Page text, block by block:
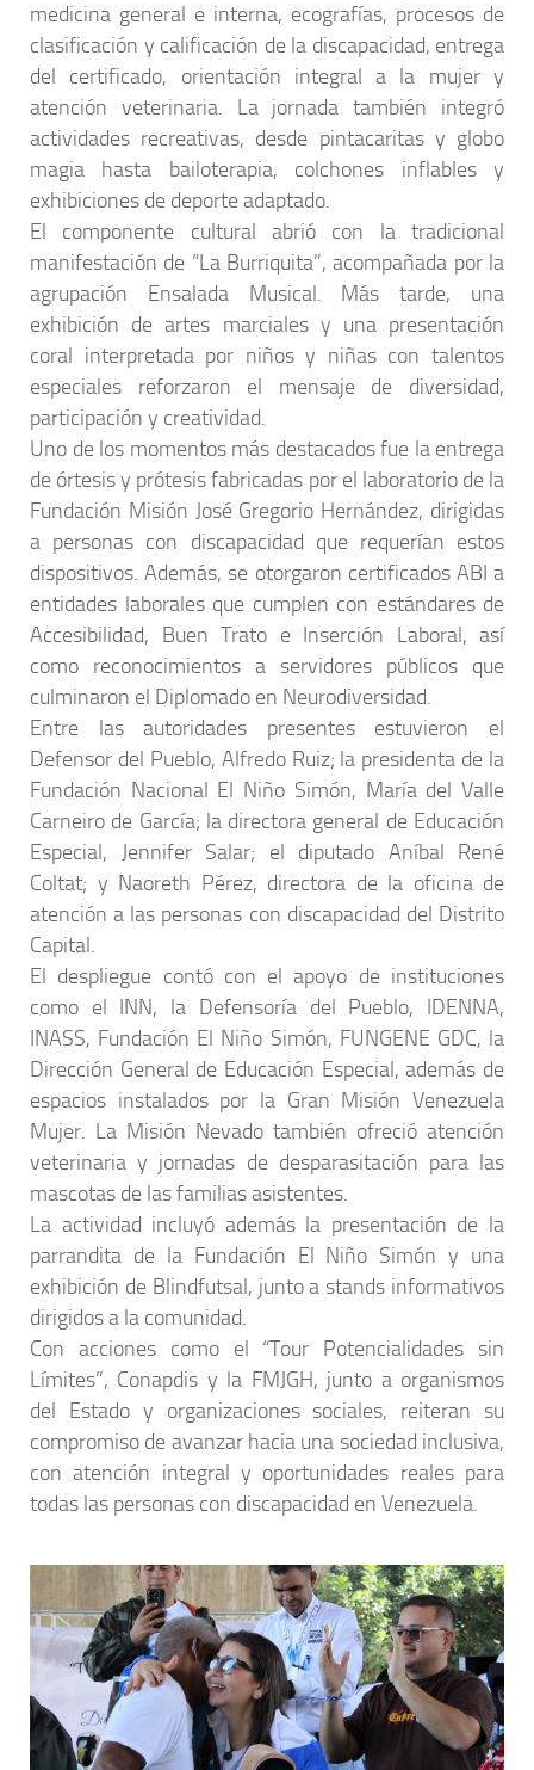
medicina general e interna, ecografías, procesos de
clasificación y calificación de la discapacidad, entrega
del certificado, orientación integral a la mujer y
atención veterinaria. La jornada también integró
actividades recreativas, desde pintacaritas y globo
magia hasta bailoterapia, colchones inflables y
exhibiciones de deporte adaptado.
El componente cultural abrió con la tradicional
manifestación de “La Burriquita”, acompañada por la
agrupación Ensalada Musical. Más tarde, una
exhibición de artes marciales y una presentación
coral interpretada por niños y niñas con talentos
especiales reforzaron el mensaje de diversidad,
participación y creatividad.
Uno de los momentos más destacados fue la entrega
de órtesis y prótesis fabricadas por el laboratorio de la
Fundación Misión José Gregorio Hernández, dirigidas
a personas con discapacidad que requerían estos
dispositivos. Además, se otorgaron certificados ABI a
entidades laborales que cumplen con estándares de
Accesibilidad, Buen Trato e Inserción Laboral, así
como reconocimientos a servidores públicos que
culminaron el Diplomado en Neurodiversidad.
Entre las autoridades presentes estuvieron el
Defensor del Pueblo, Alfredo Ruiz; la presidenta de la
Fundación Nacional El Niño Simón, María del Valle
Carneiro de García; la directora general de Educación
Especial, Jennifer Salar; el diputado Aníbal René
Coltat; y Naoreth Pérez, directora de la oficina de
atención a las personas con discapacidad del Distrito
Capital.
El despliegue contó con el apoyo de instituciones
como el INN, la Defensoría del Pueblo, IDENNA,
INASS, Fundación El Niño Simón, FUNGENE GDC, la
Dirección General de Educación Especial, además de
espacios instalados por la Gran Misión Venezuela
Mujer. La Misión Nevado también ofreció atención
veterinaria y jornadas de desparasitación para las
mascotas de las familias asistentes.
La actividad incluyó además la presentación de la
parrandita de la Fundación El Niño Simón y una
exhibición de Blindfutsal, junto a stands informativos
dirigidos a la comunidad.
Con acciones como el “Tour Potencialidades sin
Límites”, Conapdis y la FMJGH, junto a organismos
del Estado y organizaciones sociales, reiteran su
compromiso de avanzar hacia una sociedad inclusiva,
con atención integral y oportunidades reales para
todas las personas con discapacidad en Venezuela.